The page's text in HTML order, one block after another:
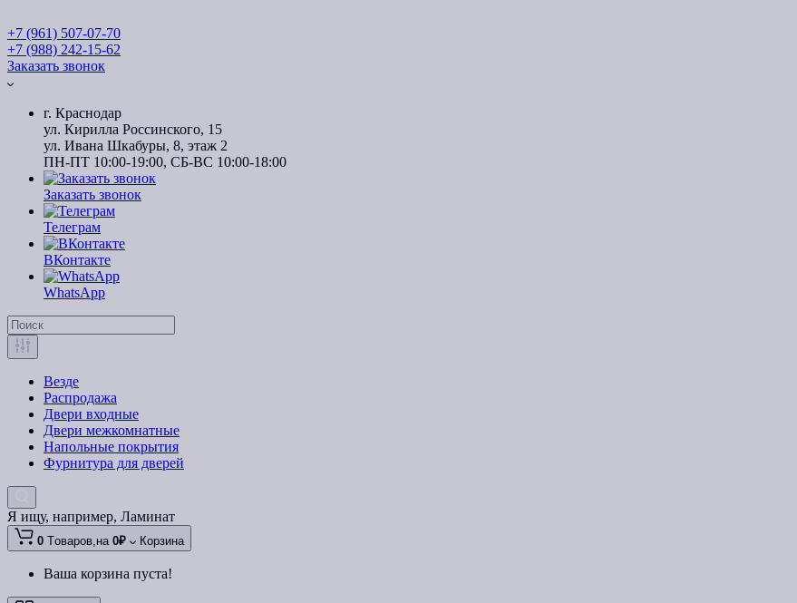
+7 (961) 507-07-70
+7 (988) 242-15-62
Заказать звонок
г. Краснодар
ул. Кирилла Россинского, 15
ул. Ивана Шкабуры, 8, этаж 2
ПН-ПТ 10:00-19:00, СБ-ВС 10:00-18:00
Заказать звонок
Телеграм
ВКонтакте
WhatsApp
Везде
Распродажа
Двери входные
Двери межкомнатные
Напольные покрытия
Фурнитура для дверей
Я ищу, например, Ламинат
0 Tоваров,на 0₽ Корзина
Ваша корзина пуста!